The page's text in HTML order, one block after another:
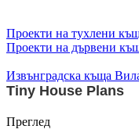
Проекти на тухлени
Проекти на дървени
Извънградска къща
Tiny House Plans
Преглед